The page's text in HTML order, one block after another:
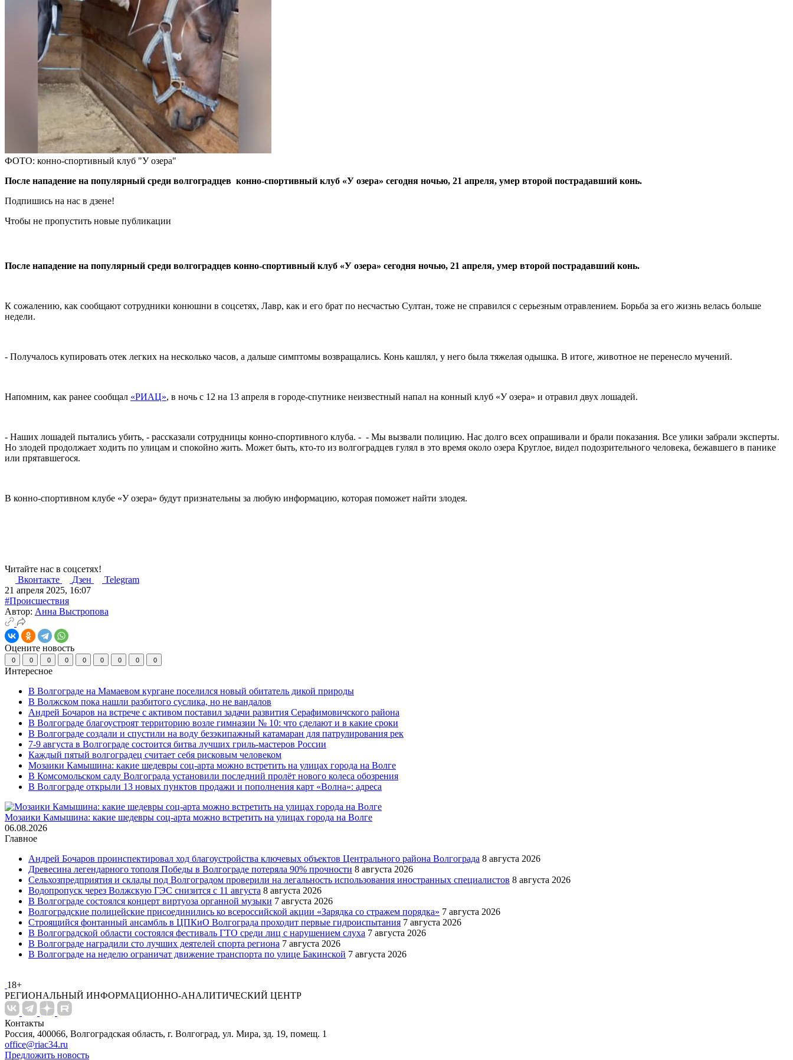
ФОТО: конно-спортивный клуб "У озера"
После нападение на популярный среди волгоградцев конно-спортивный клуб «У озера» сегодня ночью, 21 апреля, умер второй пострадавший конь.
Подпишись на нас в дзене!
Чтобы не пропустить новые публикации
После нападение на популярный среди волгоградцев конно-спортивный клуб «У озера» сегодня ночью, 21 апреля, умер второй пострадавший конь.
К сожалению, как сообщают сотрудники конюшни в соцсетях, Лавр, как и его брат по несчастью Султан, тоже не справился с серьезным отравлением. Борьба за его жизнь велась больше
недели.
- Получалось купировать отек легких на несколько часов, а дальше симптомы возвращались. Конь кашлял, у него была тяжелая одышка. В итоге, животное не перенесло мучений.
Напомним, как ранее сообщал «РИАЦ», в ночь с 12 на 13 апреля в городе-спутнике неизвестный напал на конный клуб «У озера» и отравил двух лошадей.
- Наших лошадей пытались убить, - рассказали сотрудницы конно-спортивного клуба. - - Мы вызвали полицию. Нас долго всех опрашивали и брали показания. Все улики забрали эксперты.
Но злодей продолжает ходить по улицам и спокойно жить. Может быть, кто-то из волгоградцев гулял в это время около озера Круглое, видел подозрительного человека, бежавшего в панике
или прятавшегося.
В конно-спортивном клубе «У озера» будут признательны за любую информацию, которая поможет найти злодея.
Читайте нас в соцсетях!
Вконтакте
Дзен
Telegram
21 апреля 2025, 16:07
#Происшествия
Автор: Анна Выстропова
Оцените новость
0 0 0 0 0 0 0 0 0
Интересное
В Волгограде на Мамаевом кургане поселился новый обитатель дикой природы
В Волжском пока нашли разбитого суслика, но не вандалов
Андрей Бочаров на встрече с активом поставил задачи развития Серафимовичского района
В Волгограде благоустроят территорию возле гимназии № 10: что сделают и в какие сроки
В Волгограде создали и спустили на воду безэкипажный катамаран для патрулирования рек
7-9 августа в Волгограде состоится битва лучших гриль-мастеров России
Каждый пятый волгоградец считает себя рисковым человеком
Мозаики Камышина: какие шедевры соц-арта можно встретить на улицах города на Волге
В Комсомольском саду Волгограда установили последний пролёт нового колеса обозрения
В Волгограде открыли 13 новых пунктов продажи и пополнения карт «Волна»: адреса
Мозаики Камышина: какие шедевры соц-арта можно встретить на улицах города на Волге
06.08.2026
Главное
Андрей Бочаров проинспектировал ход благоустройства ключевых объектов Центрального района Волгограда 8 августа 2026
Древесина легендарного тополя Победы в Волгограде потеряла 90% прочности 8 августа 2026
Сельхозпредприятия и склады под Волгоградом проверили на легальность использования иностранных специалистов 8 августа 2026
Водопропуск через Волжскую ГЭС снизится с 11 августа 8 августа 2026
В Волгограде состоялся концерт виртуоза органной музыки 7 августа 2026
Волгоградские полицейские присоединились ко всероссийской акции «Зарядка со стражем порядка» 7 августа 2026
Строящийся фонтанный ансамбль в ЦПКиО Волгограда проходит первые гидроиспытания 7 августа 2026
В Волгоградской области состоялся фестиваль ГТО среди лиц с нарушением слуха 7 августа 2026
В Волгограде наградили сто лучших деятелей спорта региона 7 августа 2026
В Волгограде на неделю ограничат движение транспорта по улице Бакинской 7 августа 2026
18+
РЕГИОНАЛЬНЫЙ ИНФОРМАЦИОННО-АНАЛИТИЧЕСКИЙ ЦЕНТР
Контакты
Россия, 400066, Волгоградская область, г. Волгоград, ул. Мира, зд. 19, помещ. 1
office@riac34.ru
Предложить новость